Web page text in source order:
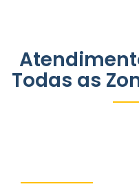
Todas as